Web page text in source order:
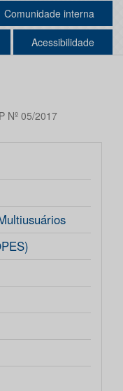
Comunidade interna
Acessibilidade
Nº 05/2017